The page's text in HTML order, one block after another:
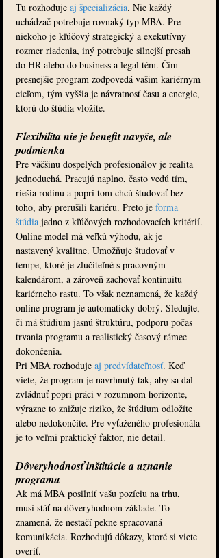
Tu rozhoduje aj špecializácia. Nie každý
uchádzač potrebuje rovnaký typ MBA. Pre
niekoho je kľúčový strategický a exekutívny
rozmer riadenia, iný potrebuje silnejší presah
do HR alebo do business a legal tém. Čím
presnejšie program zodpovedá vašim kariérnym
cieľom, tým vyššia je návratnosť času a energie,
ktorú do štúdia vložíte.
Flexibilita nie je benefit navyše, ale
podmienka
Pre väčšinu dospelých profesionálov je realita
jednoduchá. Pracujú naplno, často vedú tím,
riešia rodinu a popri tom chcú študovať bez
toho, aby prerušili kariéru. Preto je forma
štúdia jedno z kľúčových rozhodovacích kritérií.
Online model má veľkú výhodu, ak je
nastavený kvalitne. Umožňuje študovať v
tempe, ktoré je zlučiteľné s pracovným
kalendárom, a zároveň zachovať kontinuitu
kariérneho rastu. To však neznamená, že každý
online program je automaticky dobrý. Sledujte,
či má štúdium jasnú štruktúru, podporu počas
trvania programu a realistický časový rámec
dokončenia.
Pri MBA rozhoduje aj predvídateľnosť. Keď
viete, že program je navrhnutý tak, aby sa dal
zvládnuť popri práci v rozumnom horizonte,
výrazne to znižuje riziko, že štúdium odložíte
alebo nedokončíte. Pre vyťaženého profesionála
je to veľmi praktický faktor, nie detail.
Dôveryhodnosť inštitúcie a uznanie
programu
Ak má MBA posilniť vašu pozíciu na trhu,
musí stáť na dôveryhodnom základe. To
znamená, že nestačí pekne spracovaná
komunikácia. Rozhodujú dôkazy, ktoré si viete
overiť.